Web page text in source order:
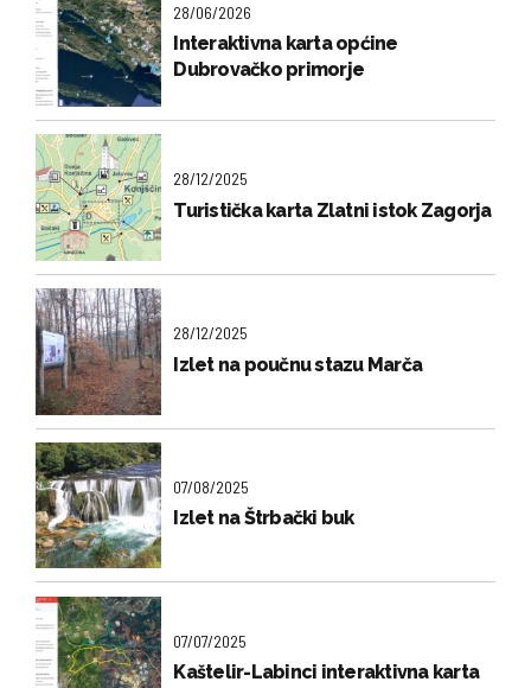
28/06/2026
Interaktivna karta općine
Dubrovačko primorje
28/12/2025
Turistička karta Zlatni istok Zagorja
28/12/2025
Izlet na poučnu stazu Marča
07/08/2025
Izlet na Štrbački buk
07/07/2025
Kaštelir-Labinci interaktivna karta